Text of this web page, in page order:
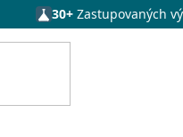
30+ Zastupovaných